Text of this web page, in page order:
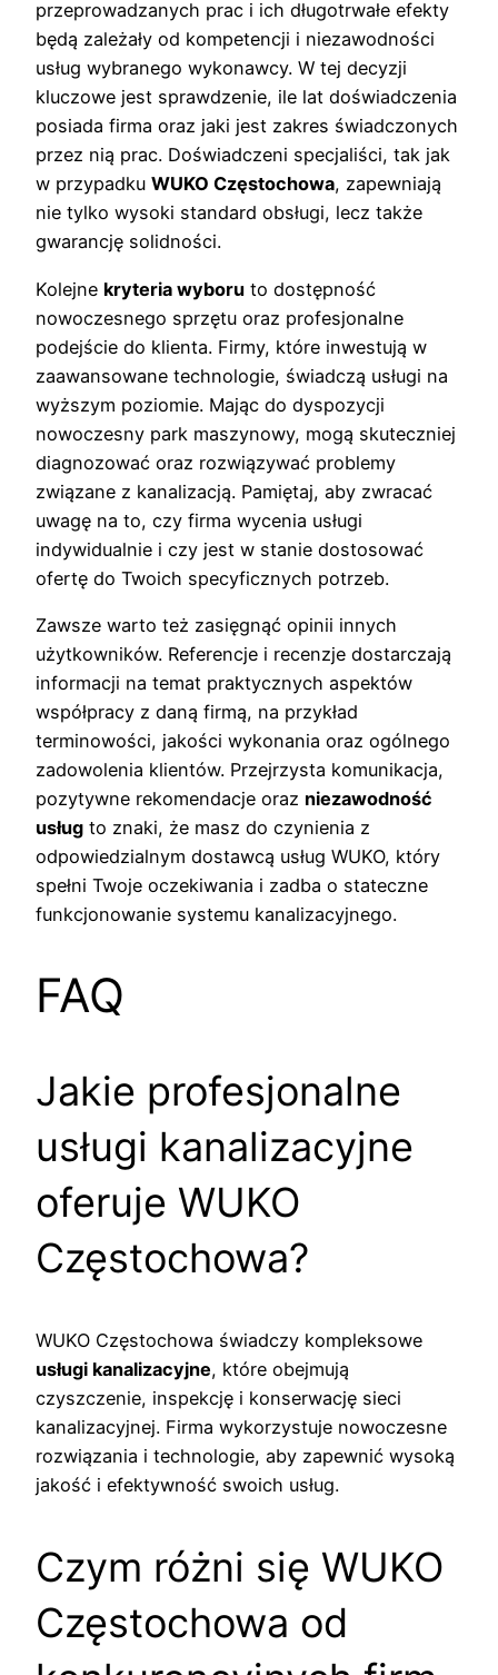
przeprowadzanych prac i ich długotrwałe efekty
będą zależały od kompetencji i niezawodności
usług wybranego wykonawcy. W tej decyzji
kluczowe jest sprawdzenie, ile lat doświadczenia
posiada firma oraz jaki jest zakres świadczonych
przez nią prac. Doświadczeni specjaliści, tak jak
w przypadku WUKO Częstochowa, zapewniają
nie tylko wysoki standard obsługi, lecz także
gwarancję solidności.
Kolejne kryteria wyboru to dostępność
nowoczesnego sprzętu oraz profesjonalne
podejście do klienta. Firmy, które inwestują w
zaawansowane technologie, świadczą usługi na
wyższym poziomie. Mając do dyspozycji
nowoczesny park maszynowy, mogą skuteczniej
diagnozować oraz rozwiązywać problemy
związane z kanalizacją. Pamiętaj, aby zwracać
uwagę na to, czy firma wycenia usługi
indywidualnie i czy jest w stanie dostosować
ofertę do Twoich specyficznych potrzeb.
Zawsze warto też zasięgnąć opinii innych
użytkowników. Referencje i recenzje dostarczają
informacji na temat praktycznych aspektów
współpracy z daną firmą, na przykład
terminowości, jakości wykonania oraz ogólnego
zadowolenia klientów. Przejrzysta komunikacja,
pozytywne rekomendacje oraz niezawodność
usług to znaki, że masz do czynienia z
odpowiedzialnym dostawcą usług WUKO, który
spełni Twoje oczekiwania i zadba o stateczne
funkcjonowanie systemu kanalizacyjnego.
FAQ
Jakie profesjonalne
usługi kanalizacyjne
oferuje WUKO
Częstochowa?
WUKO Częstochowa świadczy kompleksowe
usługi kanalizacyjne, które obejmują
czyszczenie, inspekcję i konserwację sieci
kanalizacyjnej. Firma wykorzystuje nowoczesne
rozwiązania i technologie, aby zapewnić wysoką
jakość i efektywność swoich usług.
Czym różni się WUKO
Częstochowa od